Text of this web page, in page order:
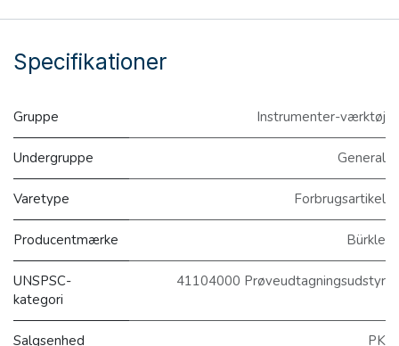
Specifikationer
Gruppe Instrumenter-værktøj
Undergruppe General
Varetype Forbrugsartikel
Producentmærke Bürkle
UNSPSC-
kategori
41104000 Prøveudtagningsudstyr
Salgsenhed PK